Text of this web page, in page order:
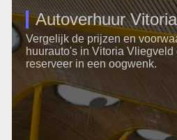
Autoverhuur
Vergelijk de prijzen en
huurauto's in Vitoria
reserveer in een oogwenk.